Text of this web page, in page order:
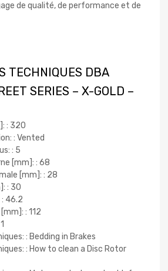
de qualité, de performance et de
TECHNIQUES DBA
SERIES – X-GOLD –
: 320
: Vented
: 5
[mm]: : 68
[mm]: : 28
: 30
46.2
: 112
: Bedding in Brakes
: How to clean a Disc Rotor